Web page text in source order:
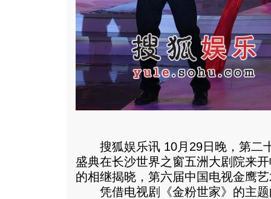
搜狐娱乐讯 10月29日晚，第二
盛典在长沙世界之窗五洲大剧院来
的相继揭晓，第六届中国电视金鹰
凭借电视剧《金粉世家》的主题